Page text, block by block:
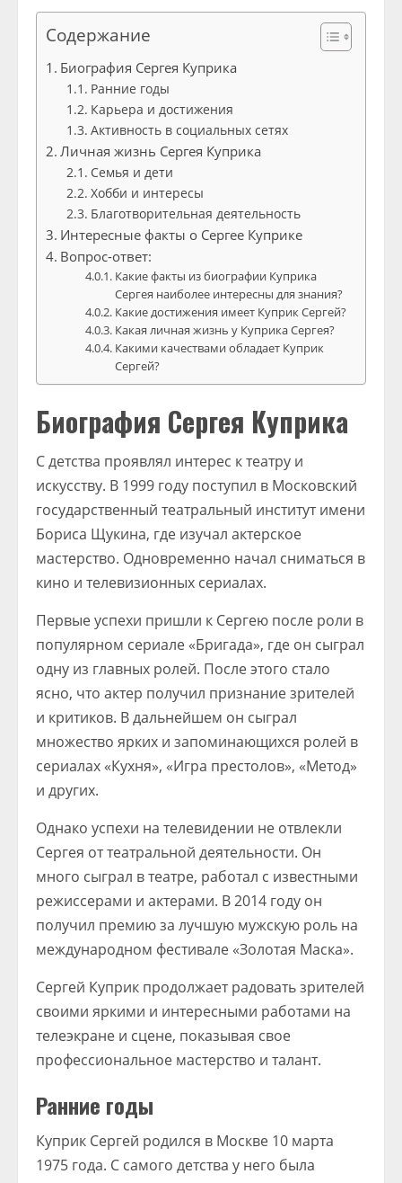
Содержание
Биография Сергея Куприка
Ранние годы
Карьера и достижения
Активность в социальных сетях
Личная жизнь Сергея Куприка
Семья и дети
Хобби и интересы
Благотворительная деятельность
Интересные факты о Сергее Куприке
Вопрос-ответ:
Какие факты из биографии Куприка
Сергея наиболее интересны для знания?
Какие достижения имеет Куприк Сергей?
Какая личная жизнь у Куприка Сергея?
Какими качествами обладает Куприк
Сергей?
Биография Сергея Куприка
С детства проявлял интерес к театру и
искусству. В 1999 году поступил в Московский
государственный театральный институт имени
Бориса Щукина, где изучал актерское
мастерство. Одновременно начал сниматься в
кино и телевизионных сериалах.
Первые успехи пришли к Сергею после роли в
популярном сериале «Бригада», где он сыграл
одну из главных ролей. После этого стало
ясно, что актер получил признание зрителей
и критиков. В дальнейшем он сыграл
множество ярких и запоминающихся ролей в
сериалах «Кухня», «Игра престолов», «Метод»
и других.
Однако успехи на телевидении не отвлекли
Сергея от театральной деятельности. Он
много сыграл в театре, работал с известными
режиссерами и актерами. В 2014 году он
получил премию за лучшую мужскую роль на
международном фестивале «Золотая Маска».
Сергей Куприк продолжает радовать зрителей
своими яркими и интересными работами на
телеэкране и сцене, показывая свое
профессиональное мастерство и талант.
Ранние годы
Куприк Сергей родился в Москве 10 марта
1975 года. С самого детства у него была